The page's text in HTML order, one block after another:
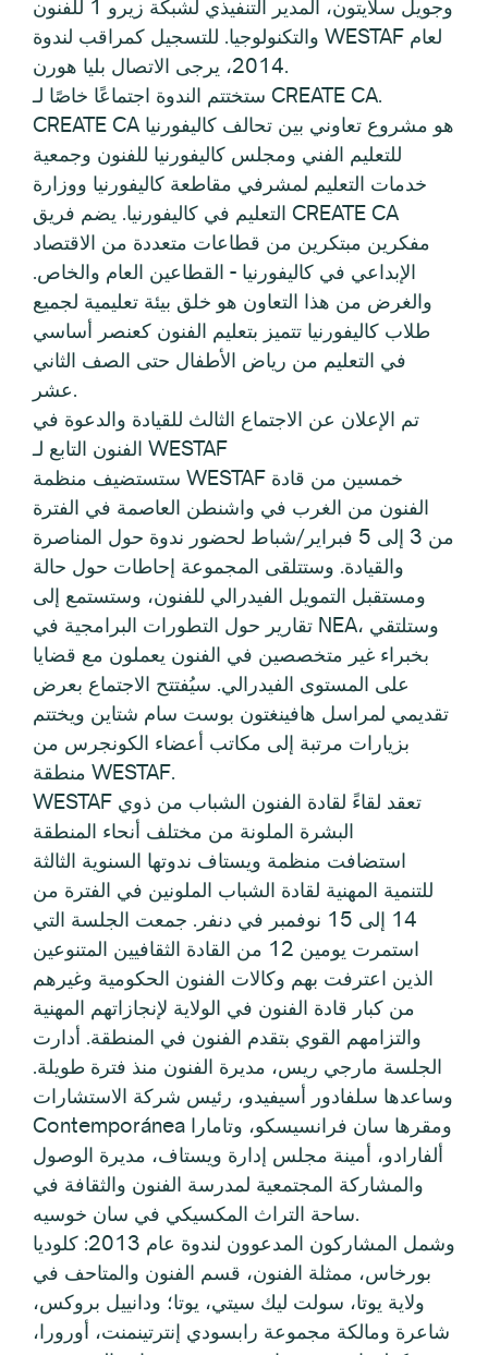
وجويل سلايتون، المدير التنفيذي لشبكة زيرو 1 للفنون
والتكنولوجيا. للتسجيل كمراقب لندوة WESTAF لعام
2014، يرجى الاتصال بليا هورن.
ستختتم الندوة اجتماعًا خاصًا لـ CREATE CA.
CREATE CA هو مشروع تعاوني بين تحالف كاليفورنيا
للتعليم الفني ومجلس كاليفورنيا للفنون وجمعية
خدمات التعليم لمشرفي مقاطعة كاليفورنيا ووزارة
التعليم في كاليفورنيا. يضم فريق CREATE CA
مفكرين مبتكرين من قطاعات متعددة من الاقتصاد
الإبداعي في كاليفورنيا - القطاعين العام والخاص.
والغرض من هذا التعاون هو خلق بيئة تعليمية لجميع
طلاب كاليفورنيا تتميز بتعليم الفنون كعنصر أساسي
في التعليم من رياض الأطفال حتى الصف الثاني
عشر.
تم الإعلان عن الاجتماع الثالث للقيادة والدعوة في
الفنون التابع لـ WESTAF
ستستضيف منظمة WESTAF خمسين من قادة
الفنون من الغرب في واشنطن العاصمة في الفترة
من 3 إلى 5 فبراير/شباط لحضور ندوة حول المناصرة
والقيادة. وستتلقى المجموعة إحاطات حول حالة
ومستقبل التمويل الفيدرالي للفنون، وستستمع إلى
تقارير حول التطورات البرامجية في NEA، وستلتقي
بخبراء غير متخصصين في الفنون يعملون مع قضايا
على المستوى الفيدرالي. سيُفتتح الاجتماع بعرض
تقديمي لمراسل هافينغتون بوست سام شتاين ويختتم
بزيارات مرتبة إلى مكاتب أعضاء الكونجرس من
منطقة WESTAF.
WESTAF تعقد لقاءً لقادة الفنون الشباب من ذوي
البشرة الملونة من مختلف أنحاء المنطقة
استضافت منظمة ويستاف ندوتها السنوية الثالثة
للتنمية المهنية لقادة الشباب الملونين في الفترة من
14 إلى 15 نوفمبر في دنفر. جمعت الجلسة التي
استمرت يومين 12 من القادة الثقافيين المتنوعين
الذين اعترفت بهم وكالات الفنون الحكومية وغيرهم
من كبار قادة الفنون في الولاية لإنجازاتهم المهنية
والتزامهم القوي بتقدم الفنون في المنطقة. أدارت
الجلسة مارجي ريس، مديرة الفنون منذ فترة طويلة.
وساعدها سلفادور أسيفيدو، رئيس شركة الاستشارات
Contemporánea ومقرها سان فرانسيسكو، وتامارا
ألفارادو، أمينة مجلس إدارة ويستاف، مديرة الوصول
والمشاركة المجتمعية لمدرسة الفنون والثقافة في
ساحة التراث المكسيكي في سان خوسيه.
وشمل المشاركون المدعوون لندوة عام 2013: كلوديا
بورخاس، ممثلة الفنون، قسم الفنون والمتاحف في
ولاية يوتا، سولت ليك سيتي، يوتا؛ ودانييل بروكس،
شاعرة ومالكة مجموعة رابسودي إنترتينمنت، أورورا،